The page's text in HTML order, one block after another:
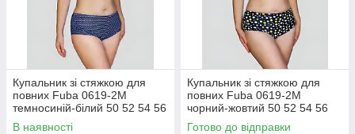
Купальник зі стяжкою для
повних Fuba 0619-2M
темносиній-білий 50 52 54 56
58 розмір
В наявності
Купальник зі стяжкою для
повних Fuba 0619-2M
чорний-жовтий 50 52 54 56
58 розмір
Готово до відправки